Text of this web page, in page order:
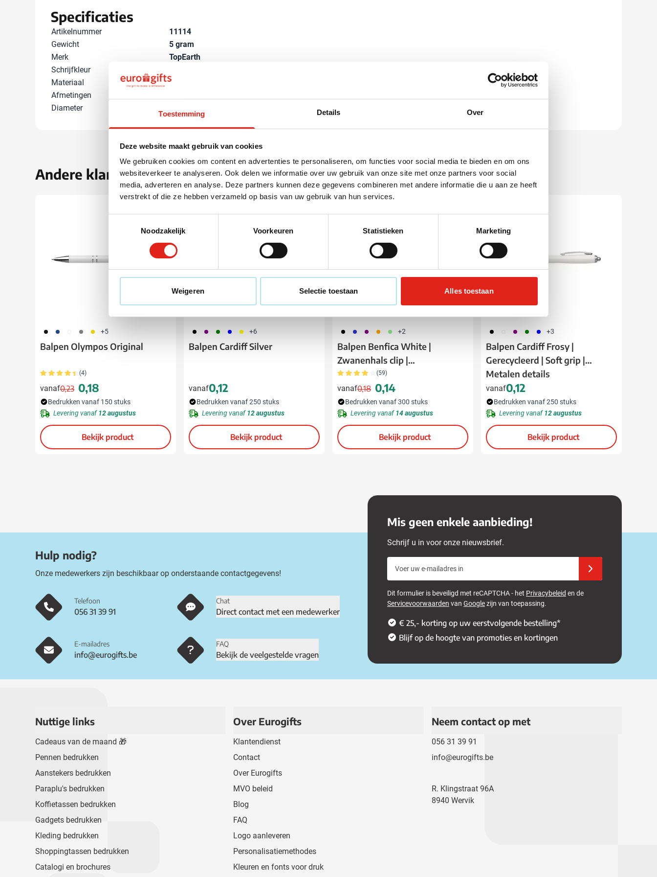
Toestemming Details Over
Deze website maakt gebruik van cookies
We gebruiken cookies om content en advertenties te personaliseren, om functies voor social media te bieden en om ons
websiteverkeer te analyseren. Ook delen we informatie over uw gebruik van onze site met onze partners voor social
media, adverteren en analyse. Deze partners kunnen deze gegevens combineren met andere informatie die u aan ze heeft
verstrekt of die ze hebben verzameld op basis van uw gebruik van hun services.
Noodzakelijk
Voorkeuren Statistieken Marketing
Weigeren Selectie toestaan Alles toestaan
Specificaties
Artikelnummer
11114
Gewicht
5 gram
Merk
TopEarth
Schrijfkleur
Materiaal
Hout
Afmetingen
Diameter
Andere klanten kozen ook voor
001 023 002 003 006 +5
Balpen Olympos Original
(4)
vanaf
Normale prijs
0,23 0,18
Bedrukken vanaf 150 stuks
Levering vanaf12 augustus
Bekijk product
001 024 004 005 006 +6
Balpen Cardiff Silver
vanaf0,12
Bedrukken vanaf 250 stuks
Levering vanaf12 augustus
Bekijk product
001 023 024 007 029 +2
Balpen Benfica White |
Zwanenhals clip |
Draaimechanisme
(59)
vanaf
Normale prijs
0,18 0,14
Bedrukken vanaf 300 stuks
Levering vanaf14 augustus
Bekijk product
001 002 024 004 005 +3
Balpen Cardiff Frosy |
Gerecycleerd | Soft grip |
Metalen details
vanaf0,12
Bedrukken vanaf 250 stuks
Levering vanaf12 augustus
Bekijk product
Hulp nodig?
Onze medewerkers zijn beschikbaar op onderstaande contactgegevens!
Telefoon
056 31 39 91
Chat
Direct contact met een medewerker
E-mailadres
info@eurogifts.be
FAQ
Bekijk de veelgestelde vragen
Mis geen enkele aanbieding!
Schrijf u in voor onze nieuwsbrief.
Dit formulier is beveiligd met reCAPTCHA - het Privacybeleid en de
Servicevoorwaarden van Googlezijn van toepassing.
€ 25,- korting op uw eerstvolgende bestelling*
Blijf op de hoogte van promoties en kortingen
Nuttige links
Cadeaus van de maand 🎁
Pennen bedrukken
Aanstekers bedrukken
Paraplu's bedrukken
Koffietassen bedrukken
Gadgets bedrukken
Kleding bedrukken
Shoppingtassen bedrukken
Catalogi en brochures
Over Eurogifts
Klantendienst
Contact
Over Eurogifts
MVO beleid
Blog
FAQ
Logo aanleveren
Personalisatiemethodes
Kleuren en fonts voor druk
Neem contact op met
056 31 39 91
info@eurogifts.be
R. Klingstraat 96A
8940 Wervik